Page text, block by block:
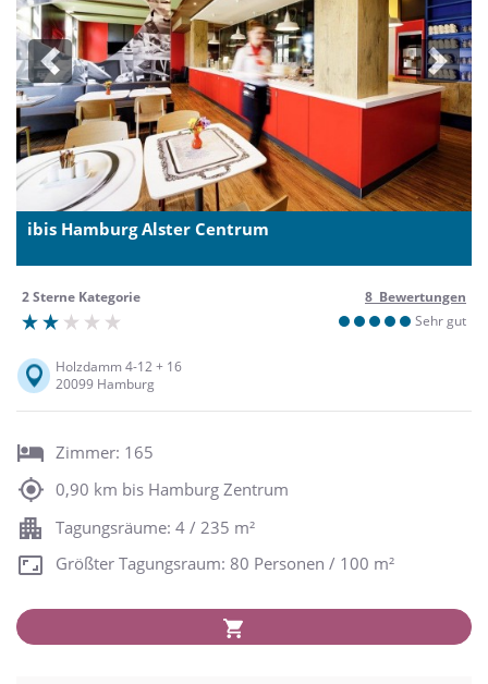
Previous Next
ibis Hamburg Alster Centrum
2 Sterne Kategorie
8 Bewertungen
Sehr gut
Holzdamm 4-12 + 16
20099 Hamburg
Zimmer: 165
0,90 km bis Hamburg Zentrum
Tagungsräume: 4 / 235 m²
Größter Tagungsraum: 80 Personen / 100 m²